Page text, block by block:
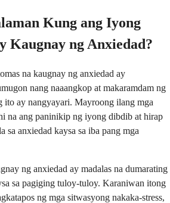
Kung ang Iyong
Kaugnay ng Anxiedad?
na kaugnay ng anxiedad ay
nang naaangkop at makaramdam ng
ito ay nangyayari. Mayroong ilang mga
na ang paninikip ng iyong dibdib at hirap
sa anxiedad kaysa sa iba pang mga
ng anxiedad ay madalas na dumarating
sa pagiging tuloy-tuloy. Karaniwan itong
ng mga sitwasyong nakaka-stress,